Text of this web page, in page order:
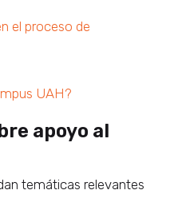
el proceso de
UAH?
apoyo al
temáticas relevantes